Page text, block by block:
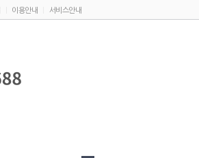
이용안내 서비스안내